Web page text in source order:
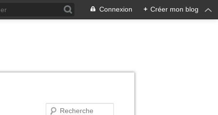
Connexion + Créer mon blog